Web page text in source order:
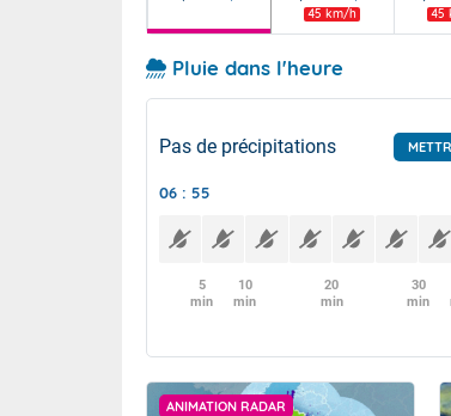
45 km/h 45
Pluie dans l'heure
Pas de précipitations
06 : 55
5
min
10
min
20
min
30
min
ANIMATION RADAR